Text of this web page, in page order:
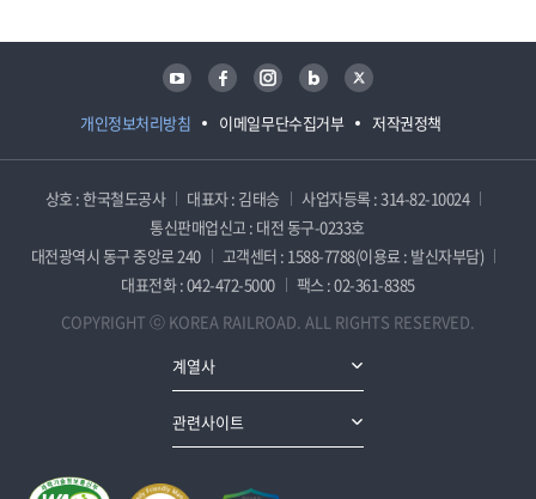
개인정보처리방침 이메일무단수집거부 저작권정책
유튜브 페이스북 인스타그램 블로그 트위터
상호 : 한국철도공사 대표자 : 김태승
사업자등록 : 314-82-10024
통신판매업신고 : 대전 동구-0233호
대전광역시 동구 중앙로 240
고객센터 : 1588-7788(이용료 : 발신자부담)
대표전화 : 042-472-5000
팩스 : 02-361-8385
COPYRIGHT ⓒ KOREA RAILROAD. ALL RIGHTS RESERVED.
계열사
관련사이트